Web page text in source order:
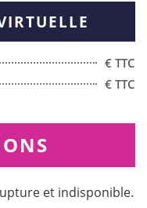
et indisponible.
€ TTC
€ TTC